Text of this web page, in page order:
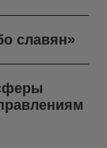
славян»